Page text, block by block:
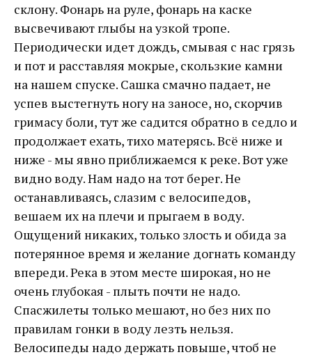
склону. Фонарь на руле, фонарь на каске
высвечивают глыбы на узкой тропе.
Периодически идет дождь, смывая с нас грязь
и пот и расставляя мокрые, скользкие камни
на нашем спуске. Сашка смачно падает, не
успев выстегнуть ногу на заносе, но, скорчив
гримасу боли, тут же садится обратно в седло и
продолжает ехать, тихо матерясь. Всё ниже и
ниже - мы явно приближаемся к реке. Вот уже
видно воду. Нам надо на тот берег. Не
останавливаясь, слазим с велосипедов,
вешаем их на плечи и прыгаем в воду.
Ощущений никаких, только злость и обида за
потерянное время и желание догнать команду
впереди. Река в этом месте широкая, но не
очень глубокая - плыть почти не надо.
Спасжилеты только мешают, но без них по
правилам гонки в воду лезть нельзя.
Велосипеды надо держать повыше, чтоб не